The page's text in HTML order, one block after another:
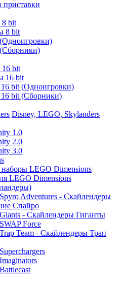
приставки
8 bit
8 bit
16 bit
16 bit
bit (Одноигровки)
bit (Сборники)
Disney, LEGO, Skylanders
1.0
2.0
3.0
LEGO Dimensions
LEGO Dimensions
Adventures - Скайлендеры
Спайро
- Скайлендеры Гиганты
Force
Team - Скайлендеры Трап